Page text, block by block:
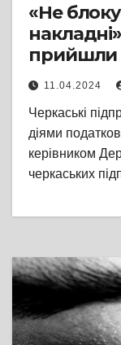
«Не
прийшли
11.04.2024
Черкаські
діями
керівником
черкаських